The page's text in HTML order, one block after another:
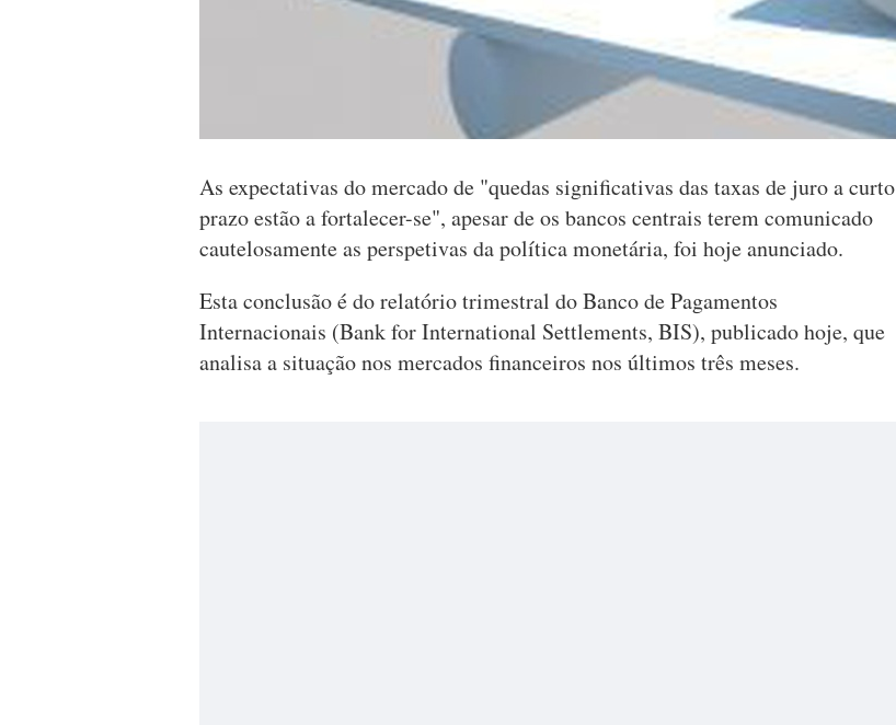
As expectativas do mercado de "quedas significativas das taxas de juro a curto
prazo estão a fortalecer-se", apesar de os bancos centrais terem comunicado
cautelosamente as perspetivas da política monetária, foi hoje anunciado.
Esta conclusão é do relatório trimestral do Banco de Pagamentos
Internacionais (Bank for International Settlements, BIS), publicado hoje, que
analisa a situação nos mercados financeiros nos últimos três meses.